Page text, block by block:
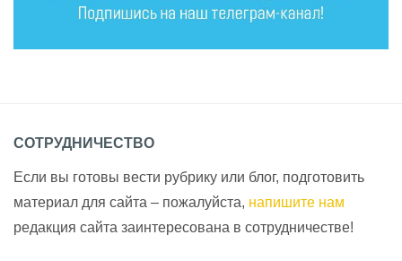
СОТРУДНИЧЕСТВО
Если вы готовы вести рубрику или блог, подготовить
материал для сайта – пожалуйста, напишите нам
редакция сайта заинтересована в сотрудничестве!